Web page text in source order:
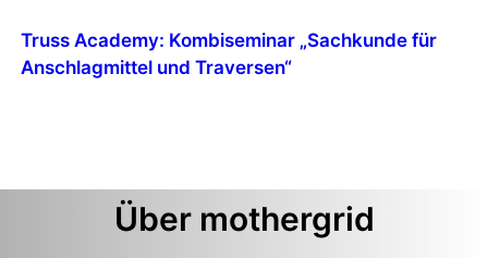
Truss Academy: Kombiseminar „Sachkunde für
Anschlagmittel und Traversen“
Über mothergrid